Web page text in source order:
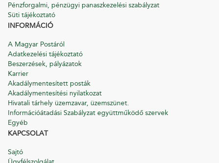
Pénzforgalmi, pénzügyi panaszkezelési szabályzat
Süti tájékoztató
INFORMÁCIÓ
A Magyar Postáról
Adatkezelési tájékoztató
Beszerzések, pályázatok
Karrier
Akadálymentesített posták
Akadálymentesítési nyilatkozat
Hivatali tárhely üzemzavar, üzemszünet.
Információátadási Szabályzat együttműködő szervek
Egyéb
KAPCSOLAT
Sajtó